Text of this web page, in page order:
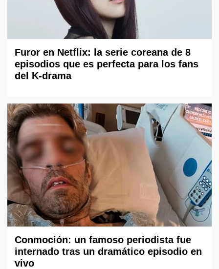
Furor en Netflix: la serie coreana de 8
episodios que es perfecta para los fans
del K-drama
Conmoción: un famoso periodista fue
internado tras un dramático episodio en
vivo